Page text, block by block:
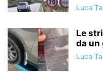
Luca
Le
da un
Luca